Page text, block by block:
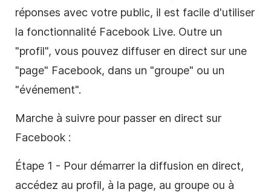
réponses avec votre public, il est facile d'utiliser
la fonctionnalité Facebook Live. Outre un
"profil", vous pouvez diffuser en direct sur une
"page" Facebook, dans un "groupe" ou un
"événement".
Marche à suivre pour passer en direct sur
Facebook :
Étape 1 - Pour démarrer la diffusion en direct,
accédez au profil, à la page, au groupe ou à